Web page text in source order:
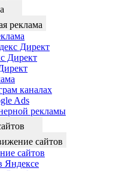
реклама
Директ
Директ
каналах
Ads
рекламы
сайтов
сайтов
Яндексе